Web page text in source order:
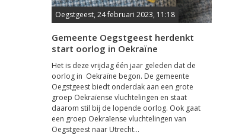
Oegstgeest, 24 februari 2023, 11:18
Gemeente Oegstgeest herdenkt
start oorlog in Oekraïne
Het is deze vrijdag één jaar geleden dat de
oorlog in Oekraïne begon. De gemeente
Oegstgeest biedt onderdak aan een grote
groep Oekraïense vluchtelingen en staat
daarom stil bij de lopende oorlog. Ook gaat
een groep Oekraïense vluchtelingen van
Oegstgeest naar Utrecht...